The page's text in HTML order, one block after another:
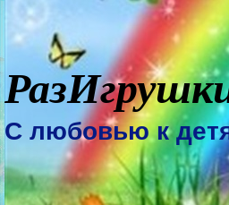
С любовью к